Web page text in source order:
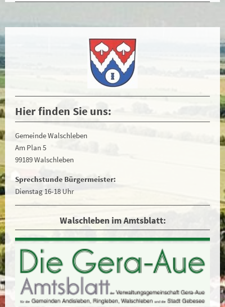
Hier finden Sie uns:
Gemeinde Walschleben
Am Plan 5
99189 Walschleben
Sprechstunde Bürgermeister:
Dienstag 16-18 Uhr
Walschleben im Amtsblatt: